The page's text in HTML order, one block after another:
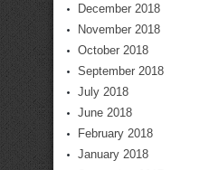
December 2018
November 2018
October 2018
September 2018
July 2018
June 2018
February 2018
January 2018